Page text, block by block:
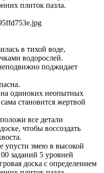
плиток пазла.
в тихой воде,
водорослей.
поджидает
на одиноких неопытных
становится жертвой
все детали
чтобы воссоздать
упусти змею в высокой
заданий 5 уровней
доска с определением